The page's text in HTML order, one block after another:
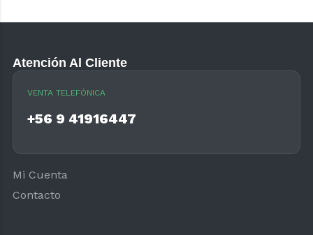
Atención Al Cliente
VENTA TELEFÓNICA
+56 9 41916447
Mi Cuenta
Contacto